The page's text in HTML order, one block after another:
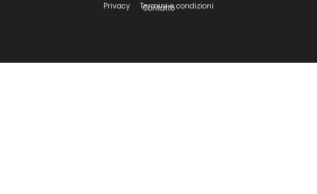
Privacy Termini e condizioni
Contatto